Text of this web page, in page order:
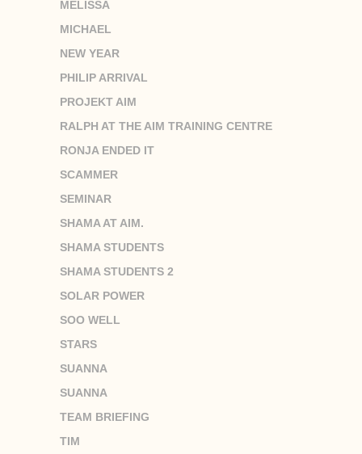
MELISSA
MICHAEL
NEW YEAR
PHILIP ARRIVAL
PROJEKT AIM
RALPH AT THE AIM TRAINING CENTRE
RONJA ENDED IT
SCAMMER
SEMINAR
SHAMA AT AIM.
SHAMA STUDENTS
SHAMA STUDENTS 2
SOLAR POWER
SOO WELL
STARS
SUANNA
SUANNA
TEAM BRIEFING
TIM